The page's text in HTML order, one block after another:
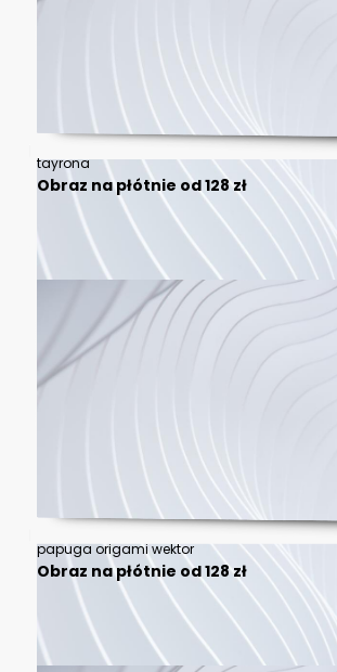
tayrona
Obraz na płótnie od 128 zł
papuga origami wektor
Obraz na płótnie od 128 zł